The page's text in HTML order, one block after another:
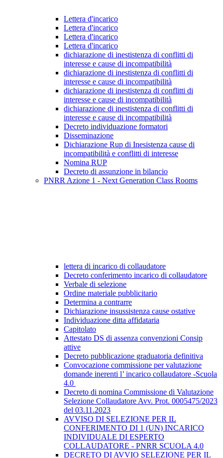
Lettera d'incarico
Lettera d'incarico
Lettera d'incarico
Lettera d'incarico
dichiarazione di inestistenza di conflitti di
interesse e cause di incompatibilità
dichiarazione di inestistenza di conflitti di
interesse e cause di incompatibilità
dichiarazione di inestistenza di conflitti di
interesse e cause di incompatibilità
dichiarazione di inestistenza di conflitti di
interesse e cause di incompatibilità
Decreto individuazione formatori
Disseminazione
Dichiarazione Rup di Inesistenza cause di
incompatibilità e conflitti di interesse
Nomina RUP
Decreto di assunzione in bilancio
PNRR Azione 1 - Next Generation Class Rooms
lettera di incarico di collaudatore
Decreto conferimento incarico di collaudatore
Verbale di selezione
Ordine materiale pubblicitario
Determina a contrarre
Dichiarazione insussistenza cause ostative
Individuazione ditta affidataria
Capitolato
Attestato DS di assenza convenzioni Consip
attive
Decreto pubblicazione graduatoria definitiva
Convocazione commissione per valutazione
domande inerenti l’ incarico collaudatore -Scuola
4.0
Decreto di nomina Commissione di Valutazione
Selezione Collaudatore Avv. Prot. 0005475/2023
del 03.11.2023
AVVISO DI SELEZIONE PER IL
CONFERIMENTO DI 1 (UN) INCARICO
INDIVIDUALE DI ESPERTO
COLLAUDATORE - PNRR SCUOLA 4.0
DECRETO DI AVVIO SELEZIONE PER IL